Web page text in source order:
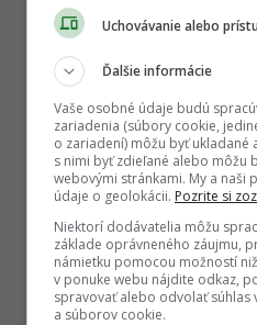
Uchovávanie alebo
Ďalšie informácie
Vaše osobné údaje budú
zariadenia (súbory cookie,
o zariadení) môžu byť ukladané
s nimi byť zdieľané alebo môžu
webovými stránkami. My a naši
údaje o geolokácii. Pozrite si
Niektorí dodávatelia môžu
základe oprávneného záujmu,
námietku pomocou možností
v ponuke webu nájdite odkaz,
spravovať alebo odvolať súhlas
a súborov cookie.